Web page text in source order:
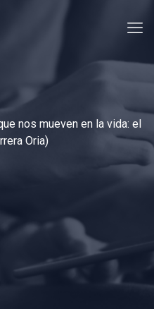
nos mueven en la vida: el
Oria)